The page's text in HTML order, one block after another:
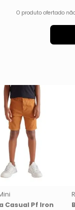
O produto ofertado
Casual Pf Iron